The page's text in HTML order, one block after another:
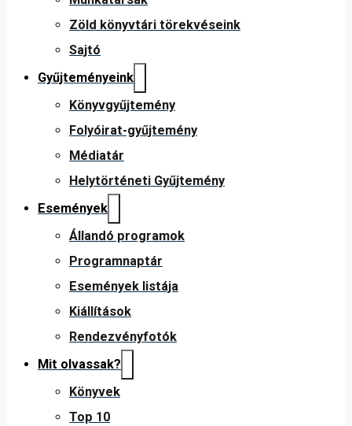
Zöld könyvtári törekvéseink
Sajtó
Gyűjteményeink
Könyvgyűjtemény
Folyóirat-gyűjtemény
Médiatár
Helytörténeti Gyűjtemény
Események
Állandó programok
Programnaptár
Események listája
Kiállítások
Rendezvényfotók
Mit olvassak?
Könyvek
Top 10